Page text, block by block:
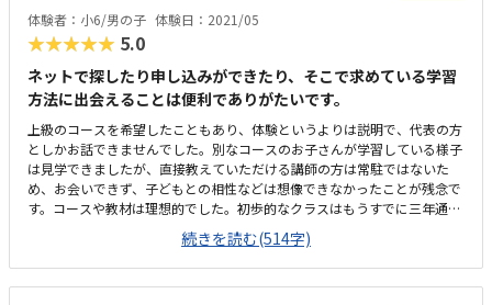
体験者：小6/男の子 体験日：2021/05
★★★★★ 5.0
ネットで探したり申し込みができたり、そこで求めている学習
方法に出会えることは便利でありがたいです。
上級のコースを希望したこともあり、体験というよりは説明で、代表の方
としかお話できませんでした。別なコースのお子さんが学習している様子
は見学できましたが、直接教えていただける講師の方は常駐ではないた
め、お会いできず、子どもとの相性などは想像できなかったことが残念で
す。コースや教材は理想的でした。初歩的なクラスはもうすでに三年通
い、今までの教室ではカリキュラムを全て終了してしまっていたので、さ
らに上のクラスで六年生から学べるコースはよかったです。少し難しいと
は思いますが、子ども本人も、理解できた時はきっと楽しいだろうと予想
していました。車での送り迎えを予定していますが、子ども一人で行く方
続きを読む(514字)